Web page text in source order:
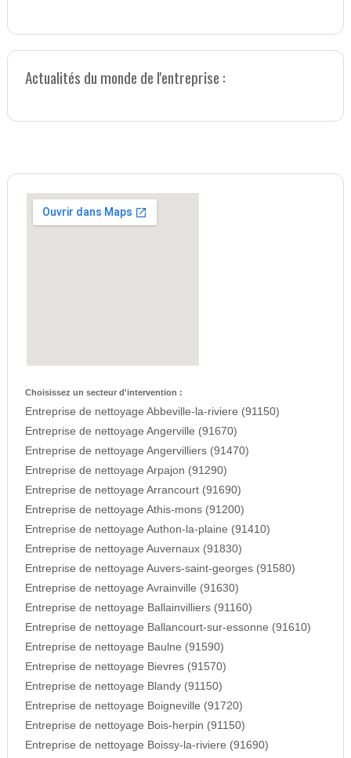
Actualités du monde de l'entreprise :
Choisissez un secteur d'intervention :
Entreprise de nettoyage Abbeville-la-riviere (91150)
Entreprise de nettoyage Angerville (91670)
Entreprise de nettoyage Angervilliers (91470)
Entreprise de nettoyage Arpajon (91290)
Entreprise de nettoyage Arrancourt (91690)
Entreprise de nettoyage Athis-mons (91200)
Entreprise de nettoyage Authon-la-plaine (91410)
Entreprise de nettoyage Auvernaux (91830)
Entreprise de nettoyage Auvers-saint-georges (91580)
Entreprise de nettoyage Avrainville (91630)
Entreprise de nettoyage Ballainvilliers (91160)
Entreprise de nettoyage Ballancourt-sur-essonne (91610)
Entreprise de nettoyage Baulne (91590)
Entreprise de nettoyage Bievres (91570)
Entreprise de nettoyage Blandy (91150)
Entreprise de nettoyage Boigneville (91720)
Entreprise de nettoyage Bois-herpin (91150)
Entreprise de nettoyage Boissy-la-riviere (91690)